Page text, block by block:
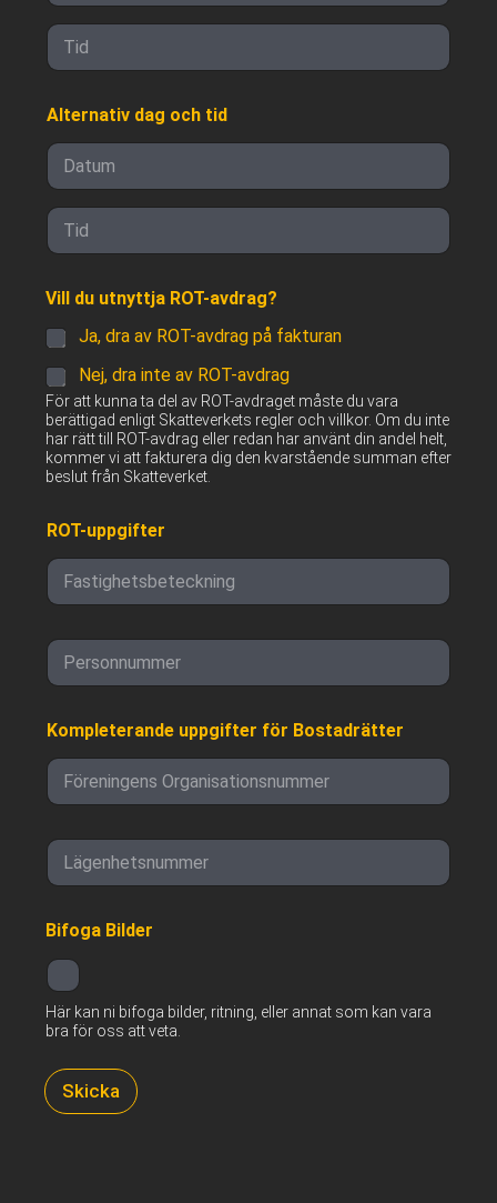
Alternativ dag och tid
Vill du utnyttja ROT-avdrag?
Ja, dra av ROT-avdrag på fakturan
Nej, dra inte av ROT-avdrag
För att kunna ta del av ROT-avdraget måste du vara
berättigad enligt Skatteverkets regler och villkor. Om du inte
har rätt till ROT-avdrag eller redan har använt din andel helt,
kommer vi att fakturera dig den kvarstående summan efter
beslut från Skatteverket.
ROT-uppgifter
P
r
o
u
m
r
Kompleterande uppgifter för Bostadrätter
L
g
n
t
s
n
m
m
Bifoga Bilder
Här kan ni bifoga bilder, ritning, eller annat som kan vara
bra för oss att veta.
Skicka